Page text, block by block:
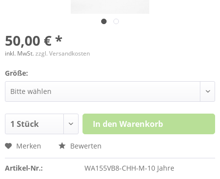
50,00 € *
inkl. MwSt.zzgl. Versandkosten
Größe:
In den Warenkorb
Merken Bewerten
Artikel-Nr.: WA155VB8-CHH-M-10 Jahre